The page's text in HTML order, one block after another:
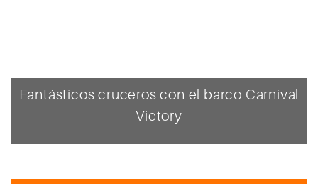
Fantásticos cruceros con el barco Carnival
Victory